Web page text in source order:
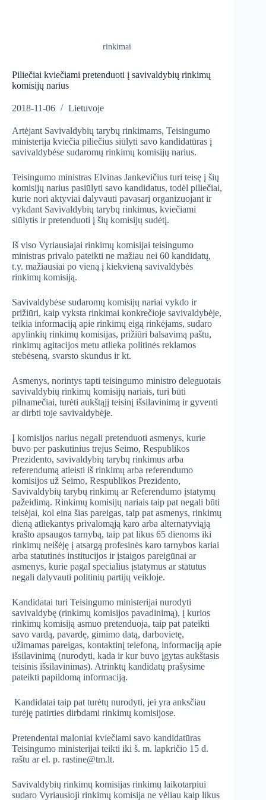
rinkimai
Piliečiai kviečiami pretenduoti į savivaldybių rinkimų
komisijų narius
2018-11-06 Lietuvoje
Artėjant Savivaldybių tarybų rinkimams, Teisingumo
ministerija kviečia piliečius siūlyti savo kandidatūras į
savivaldybėse sudaromų rinkimų komisijų narius.
Teisingumo ministras Elvinas Jankevičius turi teisę į šių
komisijų narius pasiūlyti savo kandidatus, todėl piliečiai,
kurie nori aktyviai dalyvauti pavasarį organizuojant ir
vykdant Savivaldybių tarybų rinkimus, kviečiami
siūlytis ir pretenduoti į šių komisijų sudėtį.
Iš viso Vyriausiajai rinkimų komisijai teisingumo
ministras privalo pateikti ne mažiau nei 60 kandidatų,
t.y. mažiausiai po vieną į kiekvieną savivaldybės
rinkimų komisiją.
Savivaldybėse sudaromų komisijų nariai vykdo ir
prižiūri, kaip vyksta rinkimai konkrečioje savivaldybėje,
teikia informaciją apie rinkimų eigą rinkėjams, sudaro
apylinkių rinkimų komisijas, prižiūri balsavimą paštu,
rinkimų agitacijos metu atlieka politinės reklamos
stebėseną, svarsto skundus ir kt.
Asmenys, norintys tapti teisingumo ministro deleguotais
savivaldybių rinkimų komisijų nariais, turi būti
pilnamečiai, turėti aukštąjį teisinį išsilavinimą ir gyventi
ar dirbti toje savivaldybėje.
Į komisijos narius negali pretenduoti asmenys, kurie
buvo per paskutinius trejus Seimo, Respublikos
Prezidento, savivaldybių tarybų rinkimus arba
referendumą atleisti iš rinkimų arba referendumo
komisijos už Seimo, Respublikos Prezidento,
Savivaldybių tarybų rinkimų ar Referendumo įstatymų
pažeidimą. Rinkimų komisijų nariais taip pat negali būti
teisėjai, kol eina šias pareigas, taip pat asmenys, rinkimų
dieną atliekantys privalomąją karo arba alternatyviąją
krašto apsaugos tarnybą, taip pat likus 65 dienoms iki
rinkimų neišėję į atsargą profesinės karo tarnybos kariai
arba statutinės institucijos ir įstaigos pareigūnai ar
asmenys, kurie pagal specialius įstatymus ar statutus
negali dalyvauti politinių partijų veikloje.
Kandidatai turi Teisingumo ministerijai nurodyti
savivaldybę (rinkimų komisijos pavadinimą), į kurios
rinkimų komisiją asmuo pretenduoja, taip pat pateikti
savo vardą, pavardę, gimimo datą, darbovietę,
užimamas pareigas, kontaktinį telefoną, informaciją apie
išsilavinimą (nurodyti, kada ir kur buvo įgytas aukštasis
teisinis išsilavinimas). Atrinktų kandidatų prašysime
pateikti papildomą informaciją.
Kandidatai taip pat turėtų nurodyti, jei yra anksčiau
turėję patirties dirbdami rinkimų komisijose.
Pretendentai maloniai kviečiami savo kandidatūras
Teisingumo ministerijai teikti iki š. m. lapkričio 15 d.
raštu ar el. p. rastine@tm.lt.
Savivaldybių rinkimų komisijas rinkimų laikotarpiui
sudaro Vyriausioji rinkimų komisija ne vėliau kaip likus